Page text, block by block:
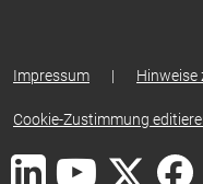
Impressum | Hinweise
Cookie-Zustimmung